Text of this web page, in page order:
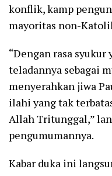
konflik, kamp
mayoritas non-
“Dengan rasa syukur
teladannya sebagai
menyerahkan jiwa
ilahi yang tak
Allah Tritunggal,”
pengumumannya.
Kabar duka ini